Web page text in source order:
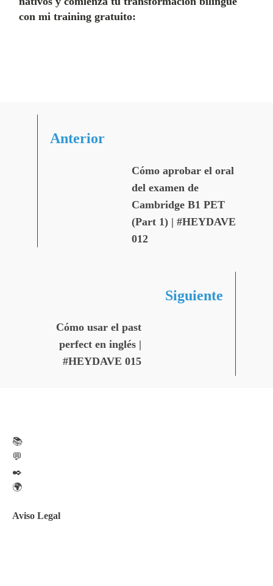
con mi training gratuito:
Anterior
Cómo aprobar el oral
del examen de
Cambridge B1 PET
(Part 1) | #HEYDAVE
012
Siguiente
Cómo usar el past
perfect en inglés |
#HEYDAVE 015
📚
💬
✒️
🌍
Aviso Legal